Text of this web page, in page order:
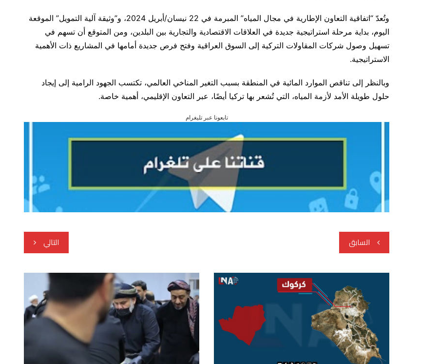
وتُعدّ “اتفاقية التعاون الإطارية في مجال المياه” المبرمة في 22 نيسان/أبريل 2024، و”وثيقة آلية التمويل” الموقعة
اليوم، بداية مرحلة استراتيجية جديدة في العلاقات الاقتصادية والتجارية بين البلدين، ومن المتوقع أن تسهم في
تسهيل وصول شركات المقاولات التركية إلى السوق العراقية وفتح فرص جديدة أمامها في المشاريع ذات الأهمية
الاستراتيجية.
وبالنظر إلى تناقص الموارد المائية في المنطقة بسبب التغير المناخي العالمي، تكتسب الجهود الرامية إلى إيجاد
حلول طويلة الأمد لأزمة المياه، التي تُشعر بها تركيا أيضًا، عبر التعاون الإقليمي، أهمية خاصة.
تابعونا عبر تليغرام
تصفّح
المقالات
السابق التالي